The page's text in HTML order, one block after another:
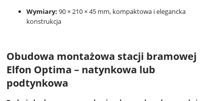
Wymiary: 90 × 210 × 45 mm, kompaktowa i elegancka
konstrukcja
Obudowa montażowa stacji bramowej
Elfon Optima – natynkowa lub
podtynkowa